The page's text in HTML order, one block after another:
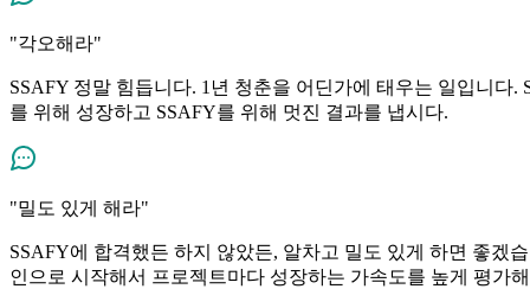
"각오해라"
SSAFY 정말 힘듭니다. 1년 청춘을 어딘가에 태우는 일입니
를 위해 성장하고 SSAFY를 위해 멋진 결과를 냅시다.
"밀도 있게 해라"
SSAFY에 합격했든 하지 않았든, 알차고 밀도 있게 하면 좋겠
인으로 시작해서 프로젝트마다 성장하는 가속도를 높게 평가